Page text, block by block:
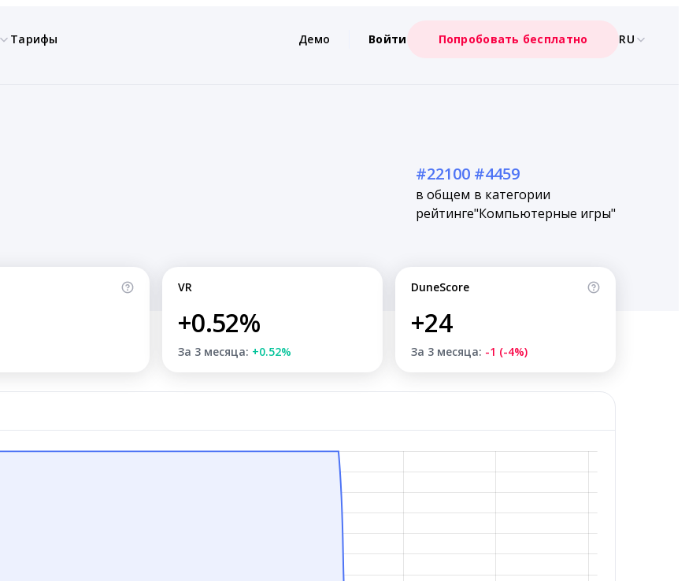
Тарифы Демо Войти Попробовать бесплатно RU
#22100
в общем
рейтинге
#4459
в категории
"Компьютерные игры"
VR
+0.52%
За 3 месяца: +0.52%
DuneScore
+24
За 3 месяца: -1 (-4%)